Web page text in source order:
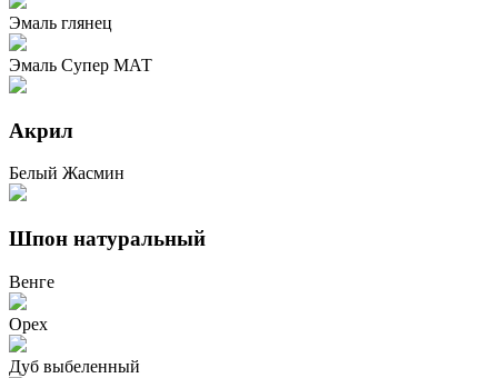
Эмаль глянец
Эмаль Супер МАТ
Акрил
Белый Жасмин
Шпон натуральный
Венге
Орех
Дуб выбеленный